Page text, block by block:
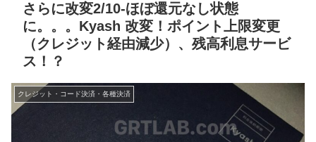
さらに改変2/10-ほぼ還元なし状態
に。。。Kyash 改変！ポイント上限変更
（クレジット経由減少）、残高利息サービ
ス！？
クレジット・コード決済・各種決済